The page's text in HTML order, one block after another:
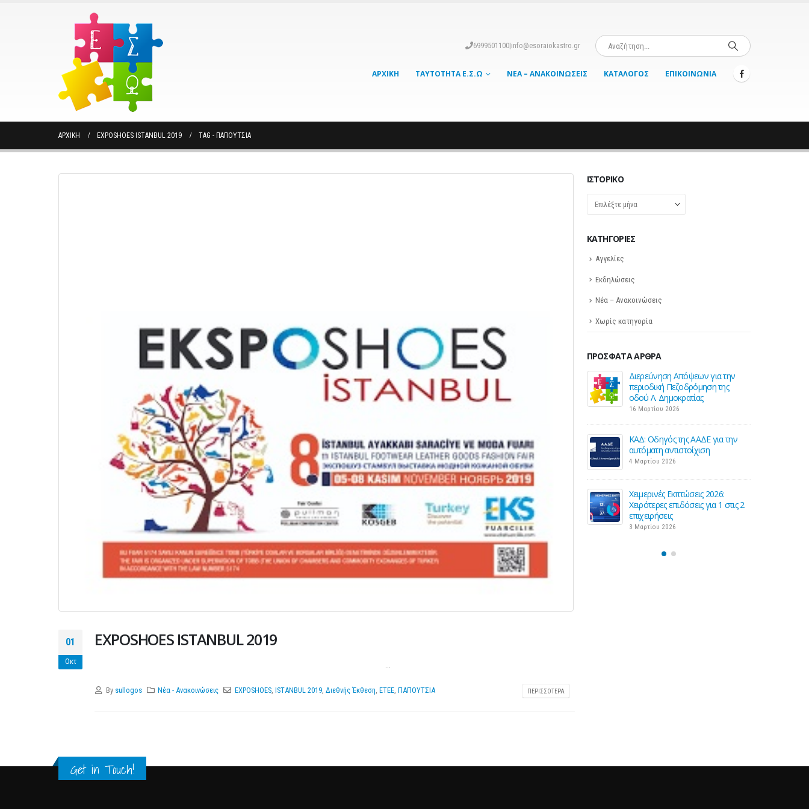
6999501100|info@esoraiokastro.gr
ΑΡΧΙΚΉ ΤΑΥΤΌΤΗΤΑ Ε.Σ.Ω ΝΈΑ – ΑΝΑΚΟΙΝΏΣΕΙΣ ΚΑΤΆΛΟΓΟΣ ΕΠΙΚΟΙΝΩΝΊΑ
ΑΡΧΙΚΉ EXPOSHOES ISTANBUL 2019 TAG - ΠΑΠΟΥΤΣΙΑ
01
Οκτ
EXPOSHOES ISTANBUL 2019
...
By sullogos Νέα - Ανακοινώσεις EXPOSHOES, ISTANBUL 2019, Διεθνής Έκθεση, ΕΤΕΕ, ΠΑΠΟΥΤΣΙΑ ΠΕΡΙΣΣΌΤΕΡΑ
ΙΣΤΟΡΙΚΌ
Ιστορικό
KΑΤΗΓΟΡΊΕΣ
Αγγελίες
Εκδηλώσεις
Νέα – Ανακοινώσεις
Χωρίς κατηγορία
ΠΡΌΣΦΑΤΑ ΆΡΘΡΑ
περιοδική Πεζοδρόμηση της
οδού Λ. Δημοκρατίας
16 Μαρτίου 2026
ΚΑΔ: Οδηγός της ΑΑΔΕ για την
αυτόματη αντιστοίχιση
4 Μαρτίου 2026
Χειμερινές Εκπτώσεις 2026:
Χειρότερες επιδόσεις για 1 στις 2
επιχειρήσεις
3 Μαρτίου 2026
Σε λειτουργία το νέο Helpdesk της
ΕΣΕΕ με κορυφαίους επιστήμονες
για την υποστήριξη των
Παράταση της υποχρεωτικής
έναρξης της ηλεκτρονικής
τιμολόγησης
26 Φεβρουαρίου 2026
Προς μείωση της προκαταβολής
φόρου για επαγγελματίες και
25 Φεβρουαρίου 2026
Διερεύνηση Απόψεων για την
οδού Λ. Δημοκρατίας
ΚΑΔ: Οδηγός της ΑΑΔΕ για την
αυτόματη αντιστοίχιση
4 Μαρτίου 2026
Χειμερινές Εκπτώσεις 2026:
Χειρότερες επιδόσεις για 1 στις 2
επιχειρήσεις
3 Μαρτίου 2026
Σε λειτουργία το νέο Helpdesk της
ΕΣΕΕ με κορυφαίους επιστήμονες
για την υποστήριξη των
εμπορικών επιχειρήσεων
Παράταση της υποχρεωτικής
έναρξης της ηλεκτρονικής
Προς μείωση της προκαταβολής
φόρου για επαγγελματίες και
Get in Touch!